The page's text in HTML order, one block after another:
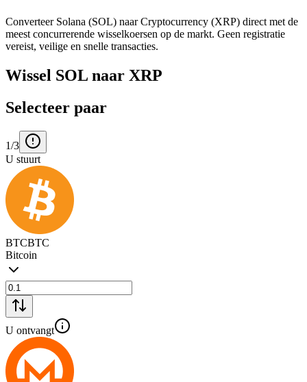
Converteer Solana (SOL) naar Cryptocurrency (XRP) direct met de
meest concurrerende wisselkoersen op de markt. Geen registratie
vereist, veilige en snelle transacties.
Wissel SOL naar XRP
Selecteer paar
1/3
U stuurt
BTCBTC
Bitcoin
U ontvangt